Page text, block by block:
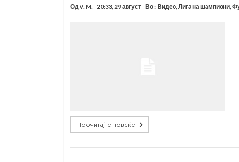
Од V. M. 20:33, 29 август Во : Видео, Лига на шампиони,
Прочитајте повеќе